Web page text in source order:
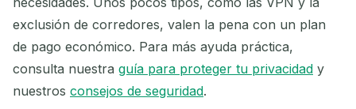
exclusión de corredores, valen la pena con un plan
de pago económico. Para más ayuda práctica,
consulta nuestra guía para proteger tu privacidad y
nuestros consejos de seguridad.